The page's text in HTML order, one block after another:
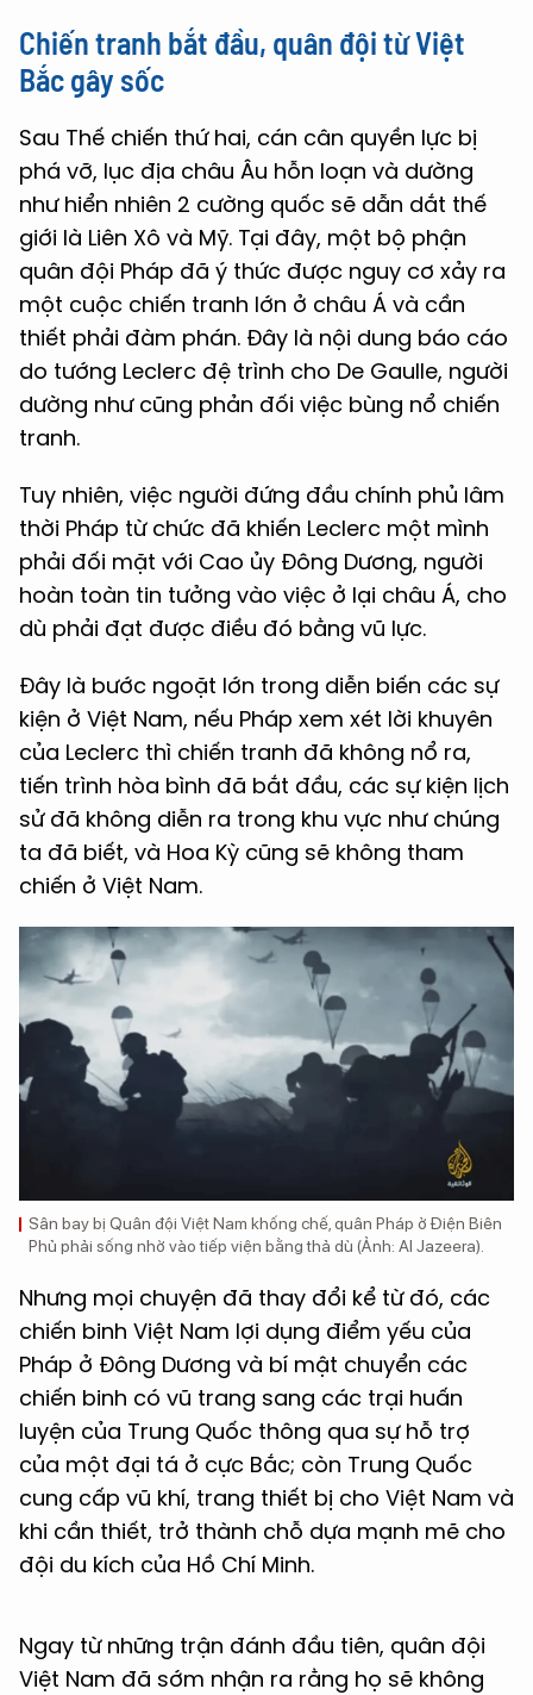
Chiến tranh bắt đầu, quân đội từ Việt
Bắc gây sốc
Sau Thế chiến thứ hai, cán cân quyền lực bị
phá vỡ, lục địa châu Âu hỗn loạn và dường
như hiển nhiên 2 cường quốc sẽ dẫn dắt thế
giới là Liên Xô và Mỹ. Tại đây, một bộ phận
quân đội Pháp đã ý thức được nguy cơ xảy ra
một cuộc chiến tranh lớn ở châu Á và cần
thiết phải đàm phán. Đây là nội dung báo cáo
do tướng Leclerc đệ trình cho De Gaulle, người
dường như cũng phản đối việc bùng nổ chiến
tranh.
Tuy nhiên, việc người đứng đầu chính phủ lâm
thời Pháp từ chức đã khiến Leclerc một mình
phải đối mặt với Cao ủy Đông Dương, người
hoàn toàn tin tưởng vào việc ở lại châu Á, cho
dù phải đạt được điều đó bằng vũ lực.
Đây là bước ngoặt lớn trong diễn biến các sự
kiện ở Việt Nam, nếu Pháp xem xét lời khuyên
của Leclerc thì chiến tranh đã không nổ ra,
tiến trình hòa bình đã bắt đầu, các sự kiện lịch
sử đã không diễn ra trong khu vực như chúng
ta đã biết, và Hoa Kỳ cũng sẽ không tham
chiến ở Việt Nam.
Sân bay bị Quân đội Việt Nam khống chế, quân Pháp ở Điện Biên
Phủ phải sống nhờ vào tiếp viện bằng thả dù (Ảnh: Al Jazeera).
Nhưng mọi chuyện đã thay đổi kể từ đó, các
chiến binh Việt Nam lợi dụng điểm yếu của
Pháp ở Đông Dương và bí mật chuyển các
chiến binh có vũ trang sang các trại huấn
luyện của Trung Quốc thông qua sự hỗ trợ
của một đại tá ở cực Bắc; còn Trung Quốc
cung cấp vũ khí, trang thiết bị cho Việt Nam và
khi cần thiết, trở thành chỗ dựa mạnh mẽ cho
đội du kích của Hồ Chí Minh.
Ngay từ những trận đánh đầu tiên, quân đội
Việt Nam đã sớm nhận ra rằng họ sẽ không